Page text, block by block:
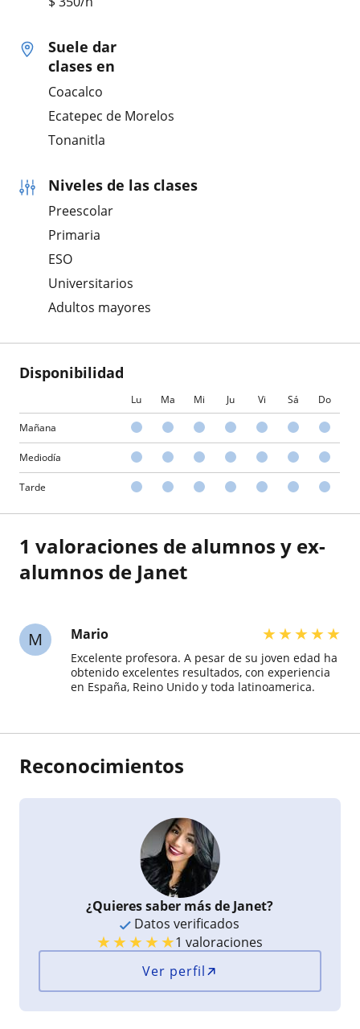
Suele dar
clases en
Coacalco
Ecatepec de Morelos
Tonanitla
Niveles de las clases
Preescolar
Primaria
ESO
Universitarios
Adultos mayores
Disponibilidad
Lu Ma Mi Ju Vi Sá Do
Mañana
Mediodía
Tarde
1 valoraciones de alumnos y ex-
alumnos de Janet
M Mario ★★★★★
Excelente profesora. A pesar de su joven edad ha
obtenido excelentes resultados, con experiencia
en España, Reino Unido y toda latinoamerica.
Reconocimientos
¿Quieres saber más de Janet?
Datos verificados
★★★★★1 valoraciones
Ver perfil